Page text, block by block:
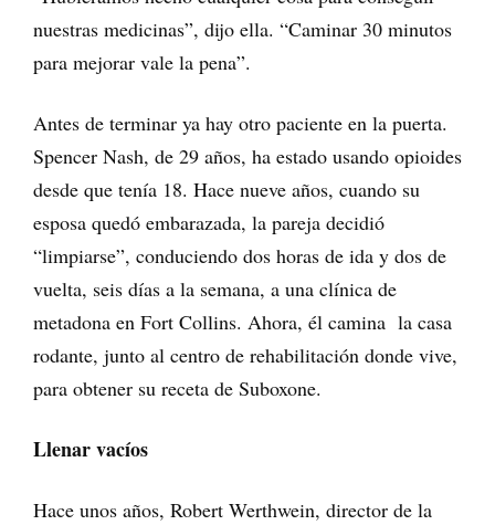
nuestras medicinas”, dijo ella. “Caminar 30 minutos
para mejorar vale la pena”.
Antes de terminar ya hay otro paciente en la puerta.
Spencer Nash, de 29 años, ha estado usando opioides
desde que tenía 18. Hace nueve años, cuando su
esposa quedó embarazada, la pareja decidió
“limpiarse”, conduciendo dos horas de ida y dos de
vuelta, seis días a la semana, a una clínica de
metadona en Fort Collins. Ahora, él camina la casa
rodante, junto al centro de rehabilitación donde vive,
para obtener su receta de Suboxone.
Llenar vacíos
Hace unos años, Robert Werthwein, director de la